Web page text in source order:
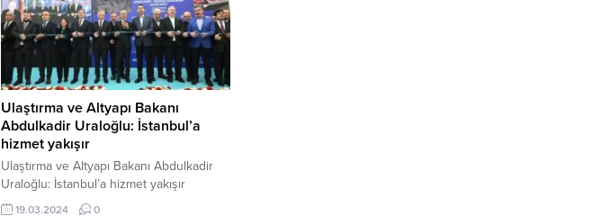
başladı . Başvurular, ÖSYM’nin internet
sitesindeki Aday İşlemleri Sistemi ya da...
Ulaştırma ve Altyapı Bakanı
Abdulkadir Uraloğlu: İstanbul’a
hizmet yakışır
Ulaştırma ve Altyapı Bakanı Abdulkadir
Uraloğlu: İstanbul’a hizmet yakışır
İSTANBUL – BHA Ulaştırma ve Altyapı
19.03.2024 0